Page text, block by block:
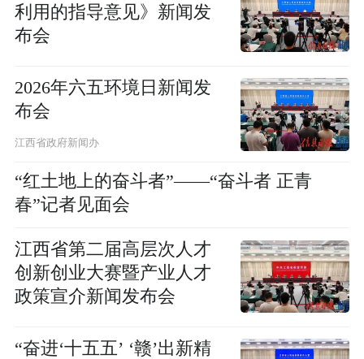
利用的指导意见》新闻发
布会
2026年六五环境日新闻发
布会
江西省政府新闻办
“红土地上的奋斗者”——“奋斗者 正青
春”记者见面会
江西省第二届高层次人才
创新创业大赛暨产业人才
政策宣介新闻发布会
“奋进‘十五五’ ‘赣’出新精